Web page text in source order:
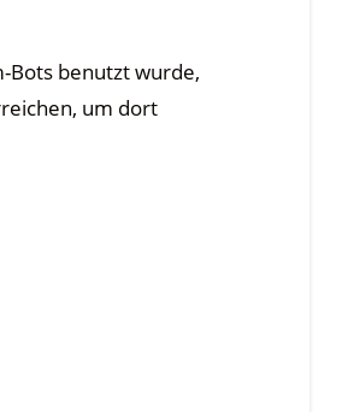
Bots benutzt wurde,
um dort